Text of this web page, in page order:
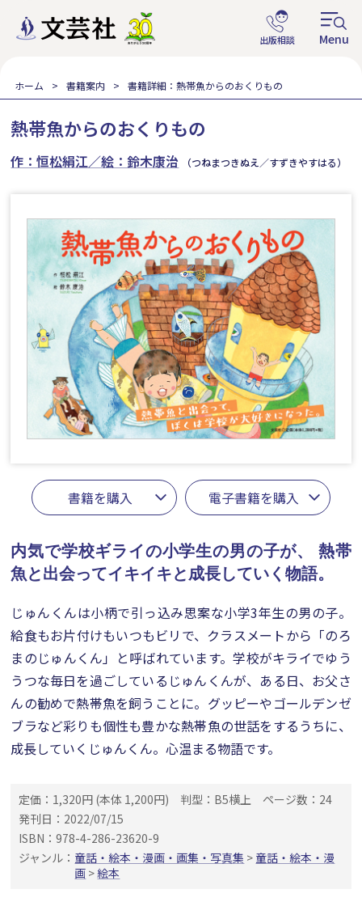
ホーム 書籍案内 書籍詳細：熱帯魚からのおくりもの
熱帯魚からのおくりもの
作：恒松絹江／絵：鈴木康治 （つねまつきぬえ／すずきやすはる）
書籍を購入 電子書籍を購入
内気で学校ギライの小学生の男の子が、
熱帯
魚と出会ってイキイキと成長していく物語。
じゅんくんは小柄で引っ込み思案な小学3年生の男の子。
給食もお片付けもいつもビリで、クラスメートから「のろ
まのじゅんくん」と呼ばれています。学校がキライでゆう
うつな毎日を過ごしているじゅんくんが、ある日、お父さ
んの勧めで熱帯魚を飼うことに。グッピーやゴールデンゼ
ブラなど彩りも個性も豊かな熱帯魚の世話をするうちに、
成長していくじゅんくん。心温まる物語です。
定価：1,320円 (本体 1,200円) 判型：B5横上
ページ数：24
発刊日：2022/07/15
ISBN：978-4-286-23620-9
ジャンル： 童話・絵本・漫画・画集・写真集 > 童話・絵本・漫
画 >絵本